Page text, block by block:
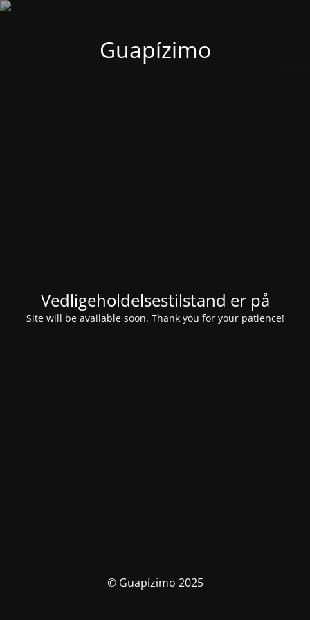
Guapízimo
Vedligeholdelsestilstand er på
Site will be available soon. Thank you for your patience!
© Guapízimo 2025